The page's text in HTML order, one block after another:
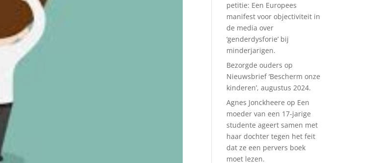
petitie: Een Europees
manifest voor objectiviteit in
de media over
‘genderdysforie’ bij
minderjarigen.
Bezorgde ouders op
Nieuwsbrief ‘Bescherm onze
kinderen’, augustus 2024.
Agnes Jonckheere op Een
moeder van een 17-jarige
studente ageert samen met
haar dochter tegen het feit
dat ze een pervers boek
moet lezen.